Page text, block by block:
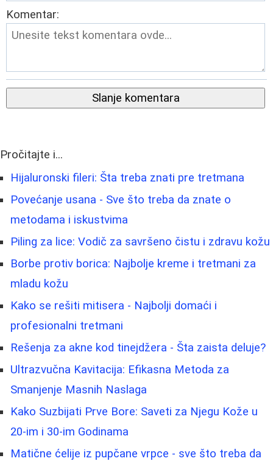
Komentar:
Slanje komentara
Pročitajte i...
Hijaluronski fileri: Šta treba znati pre tretmana
Povećanje usana - Sve što treba da znate o
metodama i iskustvima
Piling za lice: Vodič za savršeno čistu i zdravu kožu
Borbe protiv borica: Najbolje kreme i tretmani za
mladu kožu
Kako se rešiti mitisera - Najbolji domaći i
profesionalni tretmani
Rešenja za akne kod tinejdžera - Šta zaista deluje?
Ultrazvučna Kavitacija: Efikasna Metoda za
Smanjenje Masnih Naslaga
Kako Suzbijati Prve Bore: Saveti za Njegu Kože u
20-im i 30-im Godinama
Matične ćelije iz pupčane vrpce - sve što treba da